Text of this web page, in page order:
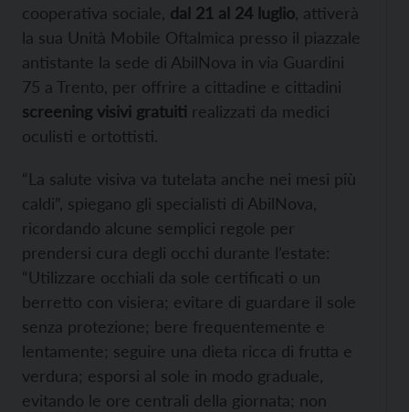
cooperativa sociale, dal 21 al 24 luglio , attiverà
la sua Unità Mobile Oftalmica presso il piazzale
antistante la sede di AbilNova in via Guardini
75 a Trento, per offrire a cittadine e cittadini
screening visivi gratuiti realizzati da medici
oculisti e ortottisti.
“La salute visiva va tutelata anche nei mesi più
caldi”, spiegano gli specialisti di AbilNova,
ricordando alcune semplici regole per
prendersi cura degli occhi durante l’estate:
“Utilizzare occhiali da sole certificati o un
berretto con visiera; evitare di guardare il sole
senza protezione; bere frequentemente e
lentamente; seguire una dieta ricca di frutta e
verdura; esporsi al sole in modo graduale,
evitando le ore centrali della giornata; non